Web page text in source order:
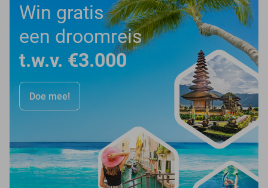
Win gratis
een droomreis
t.w.v. €3.000
Doe mee!